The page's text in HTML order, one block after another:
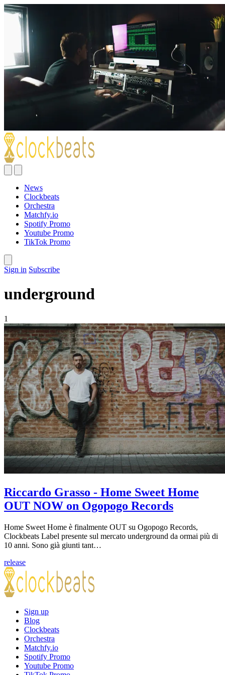
News
Clockbeats
Orchestra
Matchfy.io
Spotify Promo
Youtube Promo
TikTok Promo
Sign in Subscribe
underground
1
Riccardo Grasso - Home Sweet Home
OUT NOW on Ogopogo Records
Home Sweet Home è finalmente OUT su Ogopogo Records,
Clockbeats Label presente sul mercato underground da ormai più di
10 anni. Sono già giunti tant…
release
Sign up
Blog
Clockbeats
Orchestra
Matchfy.io
Spotify Promo
Youtube Promo